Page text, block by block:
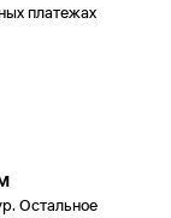
платежах
Остальное